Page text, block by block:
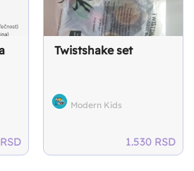
RSD
Twistshake set
Modern Kids
1.530 RSD